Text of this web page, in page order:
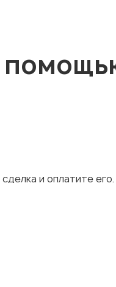
и оплатите его.